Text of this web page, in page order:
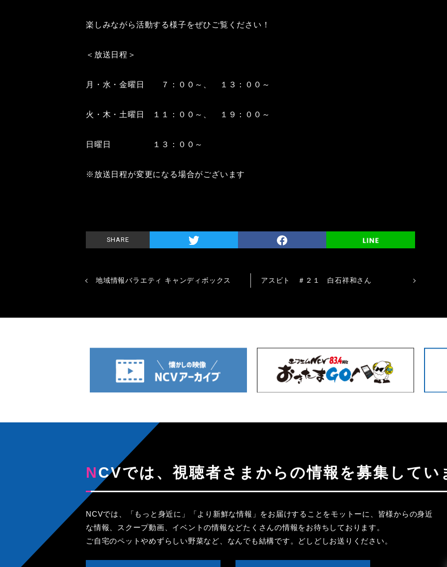
楽しみながら活動する様子をぜひご覧ください！
＜放送日程＞
月・水・金曜日 ７：００～、 １３：００～
火・木・土曜日 １１：００～、 １９：００～
日曜日 １３：００～
※放送日程が変更になる場合がございます
SHARE
地域情報バラエティ キャンディボックス アスビト ＃２１ 白石祥和さん
NCVでは、視聴者さまからの情報を募集してい
NCVでは、「もっと身近に」「より新鮮な情報」をお届けすることをモットーに、皆様からの身近
な情報、スクープ動画、イベントの情報などたくさんの情報をお待ちしております。
ご自宅のペットやめずらしい野菜など、なんでも結構です。どしどしお送りください。